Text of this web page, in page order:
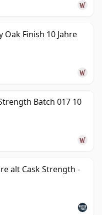
Oak Finish 10 Jahre
Batch 017 10
alt Cask Strength -